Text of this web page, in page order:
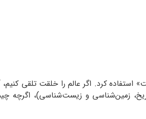
کرد. اگر عالم را خلقت تلقی کنیم،
زمین‌شناسی و زیست‌شناسی)، اگرچه